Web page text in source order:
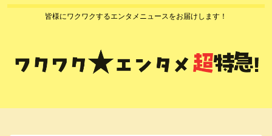
皆様にワクワクするエンタメニュースをお届けします！